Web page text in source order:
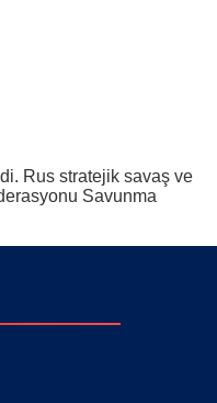
Rus stratejik savaş ve
Savunma